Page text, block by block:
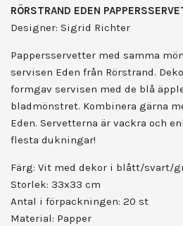
RÖRSTRAND EDEN
Designer: Sigrid Richter
Pappersservetter med samma
servisen Eden från Rörstrand.
formgav servisen med de blå
bladmönstret. Kombinera gärna
Eden. Servetterna är vackra och
flesta dukningar!
Färg: Vit med dekor i blått/svart/
Storlek: 33x33 cm
Antal i förpackningen: 20 st
Material: Papper